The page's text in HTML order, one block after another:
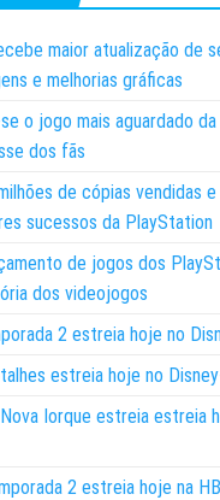
maior atualização de
e melhorias gráficas
o jogo mais aguardado
dos fãs
de cópias vendidas
sucessos da PlayStation
de jogos dos
dos videojogos
2 estreia hoje no
estreia hoje no
Iorque estreia estreia
2 estreia hoje na